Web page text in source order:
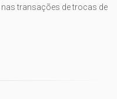
transações de trocas de